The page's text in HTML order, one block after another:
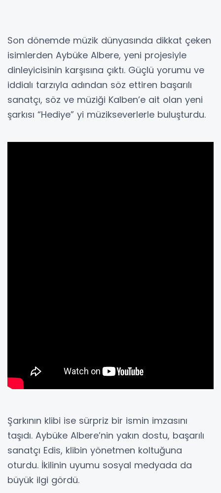
Son dönemde müzik dünyasında dikkat çeken
isimlerden Aybüke Albere, yeni projesiyle
dinleyicisinin karşısına çıktı. Güçlü yorumu ve
iddialı tarzıyla adından söz ettiren başarılı
sanatçı, söz ve müziği Kalben’e ait olan yeni
şarkısı “Hediye” yi müzikseverlerle buluşturdu.
Şarkının klibi ise sürpriz bir ismin imzasını
taşıdı. Aybüke Albere’nin yakın dostu, başarılı
sanatçı Edis, klibin yönetmen koltuğuna
oturdu. İkilinin uyumu sosyal medyada da
büyük ilgi gördü.